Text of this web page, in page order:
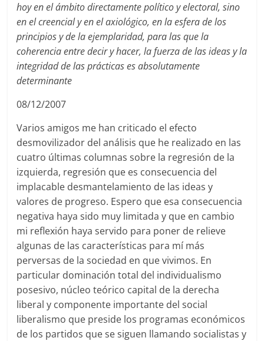
hoy en el ámbito directamente político y electoral, sino
en el creencial y en el axiológico, en la esfera de los
principios y de la ejemplaridad, para las que la
coherencia entre decir y hacer, la fuerza de las ideas y la
integridad de las prácticas es absolutamente
determinante
08/12/2007
Varios amigos me han criticado el efecto
desmovilizador del análisis que he realizado en las
cuatro últimas columnas sobre la regresión de la
izquierda, regresión que es consecuencia del
implacable desmantelamiento de las ideas y
valores de progreso. Espero que esa consecuencia
negativa haya sido muy limitada y que en cambio
mi reflexión haya servido para poner de relieve
algunas de las características para mí más
perversas de la sociedad en que vivimos. En
particular dominación total del individualismo
posesivo, núcleo teórico capital de la derecha
liberal y componente importante del social
liberalismo que preside los programas económicos
de los partidos que se siguen llamando socialistas y